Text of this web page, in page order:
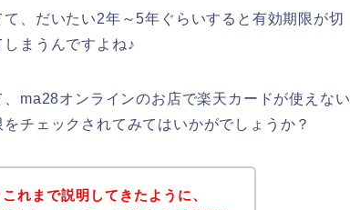
、だいたい2年～5年ぐらいすると有効期限が切
まうんですよね♪
ma28オンラインのお店で楽天カードが使えない
チェックされてみてはいかがでしょうか？
れまで説明してきたように、